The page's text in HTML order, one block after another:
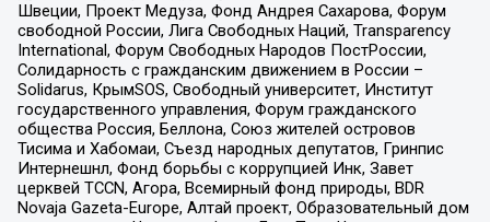
Швеции, Проект Медуза, Фонд Андрея Сахарова, Форум
свободной России, Лига Свободных Наций, Transparеncy
International, Форум Свободных Народов ПостРоссии,
Солидарность с гражданским движением в России –
Solidarus, КрымSOS, Свободный университет, Институт
государственного управления, Форум гражданского
общества Россия, Беллона, Союз жителей островов
Тисима и Хабомаи, Съезд народных депутатов, Гринпис
Интернешнл, Фонд борьбы с коррупцией Инк, Завет
церквей TCCN, Агора, Всемирный фонд природы, BDR
Novaja Gazeta-Europe, Алтай проект, Образовательный дом